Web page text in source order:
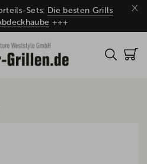
×
Sets: Die besten Grills
+++